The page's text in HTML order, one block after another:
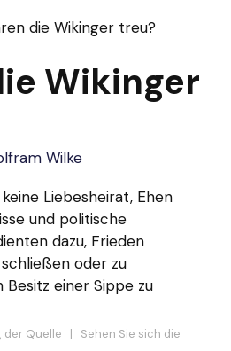
die Wikinger treu?
Wikinger
Wilke
Liebesheirat, Ehen
und politische
dazu, Frieden
oder zu
einer Sippe zu
der Quelle | Sehen Sie sich die